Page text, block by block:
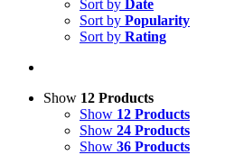
Sort by Date
Sort by Popularity
Sort by Rating
Show 12 Products
Show 12 Products
Show 24 Products
Show 36 Products